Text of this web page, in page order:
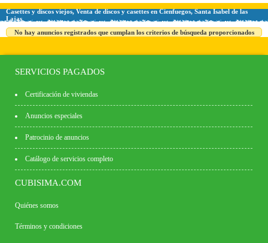
Casettes y discos viejos, Venta de discos y casettes en Cienfuegos, Santa Isabel de las
Lajas
No hay anuncios registrados que cumplan los criterios de búsqueda proporcionados
SERVICIOS PAGADOS
Certificación de viviendas
Anuncios especiales
Patrocinio de anuncios
Catálogo de servicios completo
CUBISIMA.COM
Quiénes somos
Términos y condiciones